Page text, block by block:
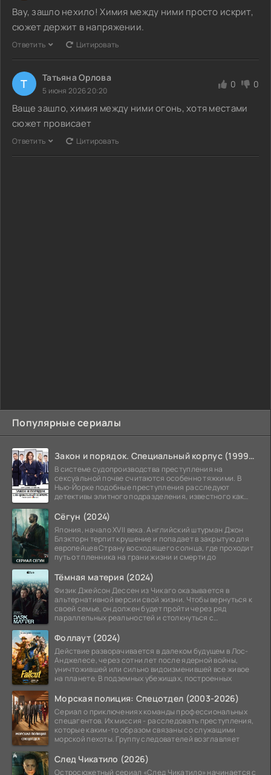
Популярные сериалы
Закон и порядок. Специальный корпус (1999-2026)
В системе судопроизводства преступления на
сексуальной почве считаются особенно тяжкими. В
Нью-Йорке подобные преступления расследуют
детективы элитного подразделения, известного как
Сёгун (2024)
Япония, начало XVII века. Английский штурман Джон
Блэкторн терпит крушение и попадает в закрытую для
европейцев Страну восходящего солнца, где проходит
путь от пленника на грани жизни и смерти до
Тёмная материя (2024)
Физик Джейсон Дессен из Чикаго оказывается в
альтернативной версии свой жизни. Чтобы вернуться к
своей семье, он должен будет пройти через ряд
параллельных реальностей и столкнуться с
Фоллаут (2024)
Действие разворачивается в далеком будущем в Лос-
Анджелесе, через сотни лет после ядерной войны,
уничтожившей или сильно видоизменившей все живое
на планете. В подземных убежищах, построенных
Морская полиция: Спецотдел (2003-2026)
Сериал о приключениях команды профессиональных
спецагентов. Их миссия - расследовать преступления,
которые каким-то образом связаны со служащими
морской пехоты. Группу следователей возглавляет
След Чикатило (2026)
Остросюжетный сериал «След Чикатило» начинается с
Вау, зашло нехило! Химия между ними просто искрит,
сюжет держит в напряжении.
Ответить Цитировать
Т Татьяна Орлова
5 июня 2026 20:20
0 0
Ваще зашло, химия между ними огонь, хотя местами
сюжет провисает
Ответить Цитировать